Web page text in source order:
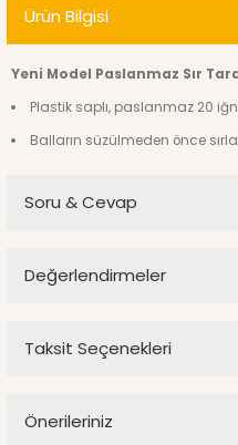
Ürün Bilgisi
Yeni Model Paslanmaz Sır
Plastik saplı, paslanmaz 20
Balların süzülmeden önce
Soru & Cevap
Değerlendirmeler
Taksit Seçenekleri
Önerileriniz